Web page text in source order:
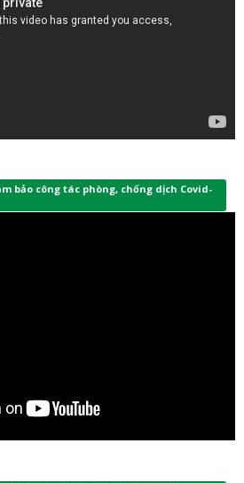
bảo công tác phòng, chống dịch Covid-